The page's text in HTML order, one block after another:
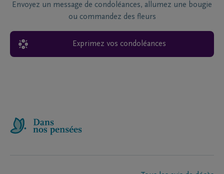
Envoyez un message de condoléances, allumez une bougie
ou commandez des fleurs
Exprimez vos condoléances